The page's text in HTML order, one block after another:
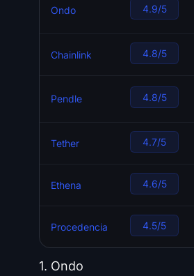
Ondo 4.9/5
Chainlink 4.8/5
Pendle 4.8/5
Tether 4.7/5
Ethena 4.6/5
Procedencia 4.5/5
1. Ondo